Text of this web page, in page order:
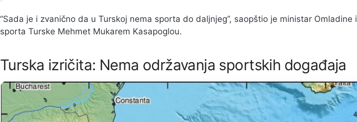
“Sada je i zvanično da u Turskoj nema sporta do daljnjeg”, saopštio je ministar Omladine i
sporta Turske Mehmet Mukarem Kasapoglou.
Turska izričita: Nema održavanja sportskih događaja